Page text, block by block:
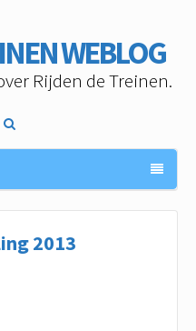
WEBLOG
Rijden de Treinen.
2013